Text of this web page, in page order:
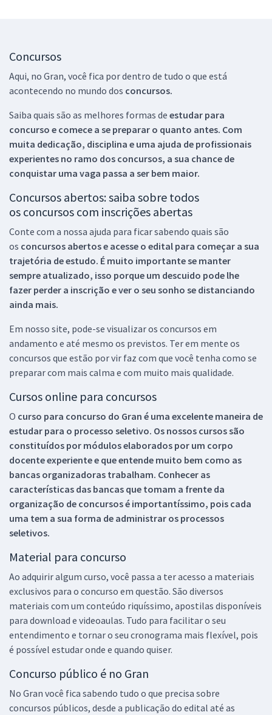
Concursos
Aqui, no Gran, você fica por dentro de tudo o que está
acontecendo no mundo dos concursos.
Saiba quais são as melhores formas de estudar para
concurso e comece a se preparar o quanto antes. Com
muita dedicação, disciplina e uma ajuda de profissionais
experientes no ramo dos concursos, a sua chance de
conquistar uma vaga passa a ser bem maior.
Concursos abertos: saiba sobre todos
os concursos com inscrições abertas
Conte com a nossa ajuda para ficar sabendo quais são
os concursos abertos e acesse o edital para começar a sua
trajetória de estudo. É muito importante se manter
sempre atualizado, isso porque um descuido pode lhe
fazer perder a inscrição e ver o seu sonho se distanciando
ainda mais.
Em nosso site, pode-se visualizar os concursos em
andamento e até mesmo os previstos. Ter em mente os
concursos que estão por vir faz com que você tenha como se
preparar com mais calma e com muito mais qualidade.
Cursos online para concursos
O curso para concurso do Gran é uma excelente maneira de
estudar para o processo seletivo. Os nossos cursos são
constituídos por módulos elaborados por um corpo
docente experiente e que entende muito bem como as
bancas organizadoras trabalham. Conhecer as
características das bancas que tomam a frente da
organização de concursos é importantíssimo, pois cada
uma tem a sua forma de administrar os processos
seletivos.
Material para concurso
Ao adquirir algum curso, você passa a ter acesso a materiais
exclusivos para o concurso em questão. São diversos
materiais com um conteúdo riquíssimo, apostilas disponíveis
para download e videoaulas. Tudo para facilitar o seu
entendimento e tornar o seu cronograma mais flexível, pois
é possível estudar onde e quando quiser.
Concurso público é no Gran
No Gran você fica sabendo tudo o que precisa sobre
concursos públicos, desde a publicação do edital até as